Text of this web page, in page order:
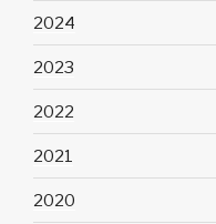
2024
2023
2022
2021
2020